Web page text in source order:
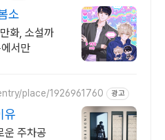
소
화, 소설까
서만
place/1926961760 광고
유
운 주차공